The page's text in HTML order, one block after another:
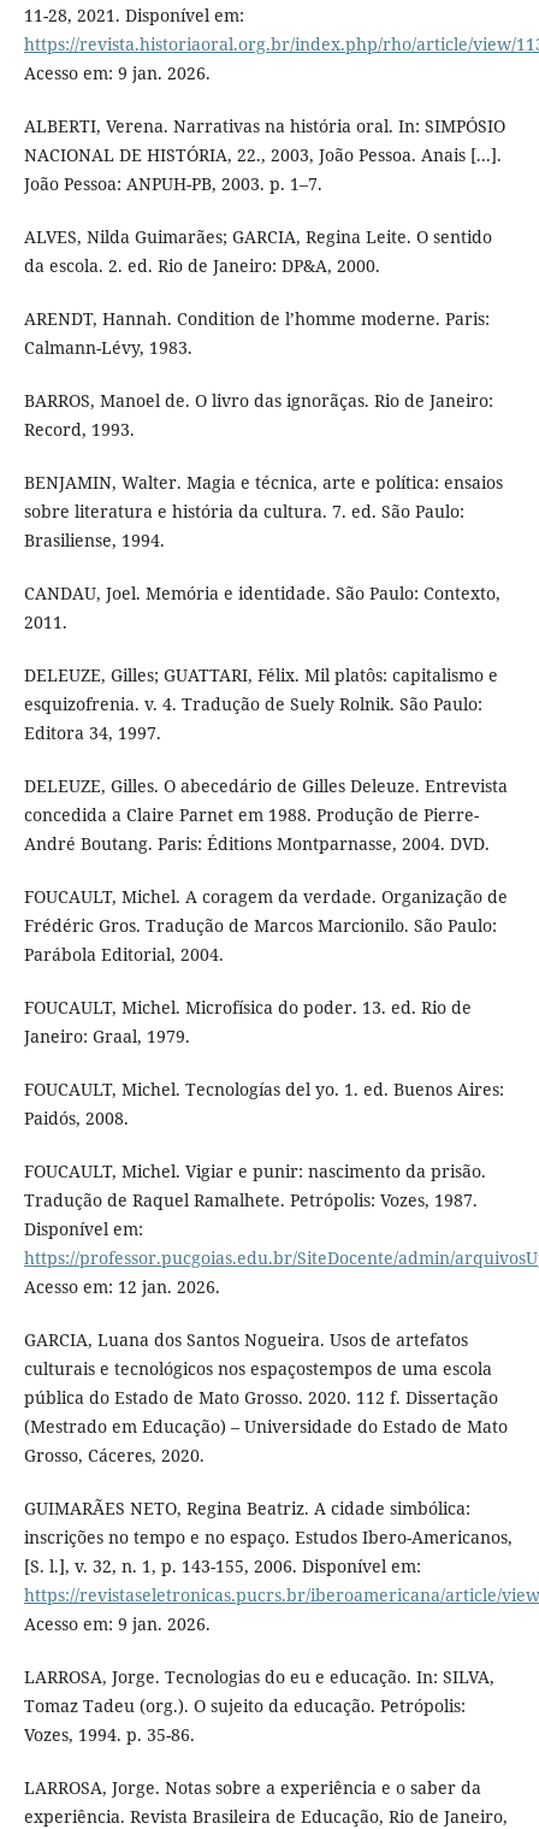
11-28, 2021. Disponível em:
https://revista.historiaoral.org.br/index.php/rho/article/view/
Acesso em: 9 jan. 2026.
ALBERTI, Verena. Narrativas na história oral. In: SIMPÓSIO
NACIONAL DE HISTÓRIA, 22., 2003, João Pessoa. Anais [...].
João Pessoa: ANPUH-PB, 2003. p. 1–7.
ALVES, Nilda Guimarães; GARCIA, Regina Leite. O sentido
da escola. 2. ed. Rio de Janeiro: DP&A, 2000.
ARENDT, Hannah. Condition de l’homme moderne. Paris:
Calmann-Lévy, 1983.
BARROS, Manoel de. O livro das ignorãças. Rio de Janeiro:
Record, 1993.
BENJAMIN, Walter. Magia e técnica, arte e política: ensaios
sobre literatura e história da cultura. 7. ed. São Paulo:
Brasiliense, 1994.
CANDAU, Joel. Memória e identidade. São Paulo: Contexto,
2011.
DELEUZE, Gilles; GUATTARI, Félix. Mil platôs: capitalismo e
esquizofrenia. v. 4. Tradução de Suely Rolnik. São Paulo:
Editora 34, 1997.
DELEUZE, Gilles. O abecedário de Gilles Deleuze. Entrevista
concedida a Claire Parnet em 1988. Produção de Pierre-
André Boutang. Paris: Éditions Montparnasse, 2004. DVD.
FOUCAULT, Michel. A coragem da verdade. Organização de
Frédéric Gros. Tradução de Marcos Marcionilo. São Paulo:
Parábola Editorial, 2004.
FOUCAULT, Michel. Microfísica do poder. 13. ed. Rio de
Janeiro: Graal, 1979.
FOUCAULT, Michel. Tecnologías del yo. 1. ed. Buenos Aires:
Paidós, 2008.
FOUCAULT, Michel. Vigiar e punir: nascimento da prisão.
Tradução de Raquel Ramalhete. Petrópolis: Vozes, 1987.
Disponível em:
https://professor.pucgoias.edu.br/SiteDocente/admin/
Acesso em: 12 jan. 2026.
GARCIA, Luana dos Santos Nogueira. Usos de artefatos
culturais e tecnológicos nos espaçostempos de uma escola
pública do Estado de Mato Grosso. 2020. 112 f. Dissertação
(Mestrado em Educação) – Universidade do Estado de Mato
Grosso, Cáceres, 2020.
GUIMARÃES NETO, Regina Beatriz. A cidade simbólica:
inscrições no tempo e no espaço. Estudos Ibero-Americanos,
[S. l.], v. 32, n. 1, p. 143-155, 2006. Disponível em:
https://revistaseletronicas.pucrs.br/iberoamericana/article/
Acesso em: 9 jan. 2026.
LARROSA, Jorge. Tecnologias do eu e educação. In: SILVA,
Tomaz Tadeu (org.). O sujeito da educação. Petrópolis:
Vozes, 1994. p. 35-86.
LARROSA, Jorge. Notas sobre a experiência e o saber da
experiência. Revista Brasileira de Educação, Rio de Janeiro,